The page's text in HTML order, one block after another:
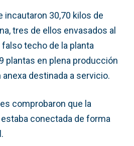
incautaron 30,70 kilos de
tres de ellos envasados al
techo de la planta
plantas en plena producción
destinada a servicio.
comprobaron que la
conectada de forma